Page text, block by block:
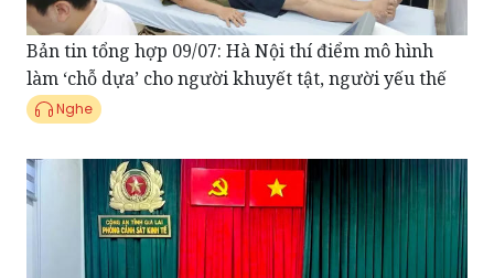
Bản tin tổng hợp 09/07: Hà Nội thí điểm mô hình
làm ‘chỗ dựa’ cho người khuyết tật, người yếu thế
Nghe